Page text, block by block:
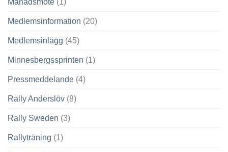
Månadsmöte (1)
Medlemsinformation (20)
Medlemsinlägg (45)
Minnesbergssprinten (1)
Pressmeddelande (4)
Rally Anderslöv (8)
Rally Sweden (3)
Rallyträning (1)